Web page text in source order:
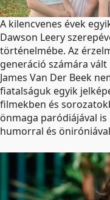
A kilencvenes évek
Dawson Leery
történelmébe. Az
generáció számára
James Van Der Beek
fiatalságuk egyik
filmekben és
önmaga paródiájával
humorral és